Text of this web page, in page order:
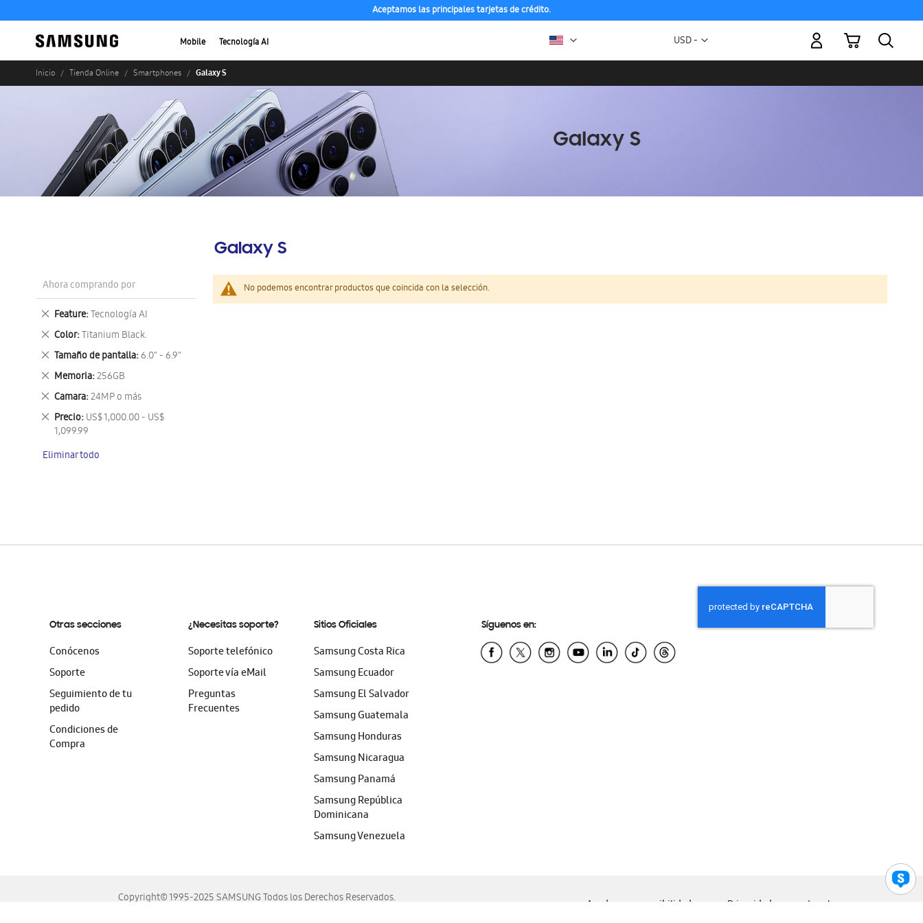
Aceptamos las principales tarjetas de crédito.
Mobile Tecnología AI Moneda
USD -
Mi carrito
Inicio Tienda Online Smartphones Galaxy S
Galaxy S
No podemos encontrar productos que coincida con la selección.
Ahora comprando por
Feature Tecnología AI
Eliminar
este
artículo
Color Titanium Black.
Eliminar
este
artículo
Tamaño de pantalla 6.0" - 6.9"
Eliminar
este
artículo
Memoria 256GB
Eliminar
este
artículo
Camara 24MP o más
Eliminar
este
artículo
Precio US$ 1,000.00 - US$
1,099.99
Eliminar
este
Eliminar todo
Otras secciones
Conócenos
Soporte
Seguimiento de tu
pedido
Condiciones de
Compra
¿Necesitas soporte?
Soporte telefónico
Soporte vía eMail
Preguntas
Frecuentes
Sitios Oficiales
Samsung Costa Rica
Samsung Ecuador
Samsung El Salvador
Samsung Guatemala
Samsung Honduras
Samsung Nicaragua
Samsung Panamá
Samsung República
Dominicana
Samsung Venezuela
Síguenos en:
Copyright© 1995-2025 SAMSUNG Todos los Derechos Reservados.
Ayuda para accesibilidad Privacidad Legal